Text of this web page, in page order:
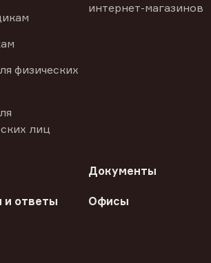
физических
лиц
интернет-магазинов
Документы
и ответы Офисы